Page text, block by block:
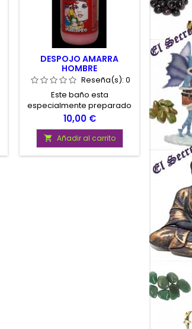
DESPOJO AMARRA
HOMBRE
Reseña(s): 0
Este baño esta
especialmente preparado
paraaumentar los efectos
positivos en rituales de
amarre de parejas.
Precio
10,00 €
 Añadir al carrito
para
toda
